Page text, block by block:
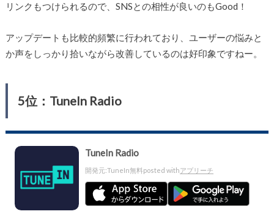
リンクもつけられるので、SNSとの相性が良いのもGood！
アップデートも比較的頻繁に行われており、ユーザーの悩みと
か声をしっかり拾いながら改善しているのは好印象ですねー。
5位：TuneIn Radio
TuneIn Radio
開発元:TuneIn無料posted withアプリーチ